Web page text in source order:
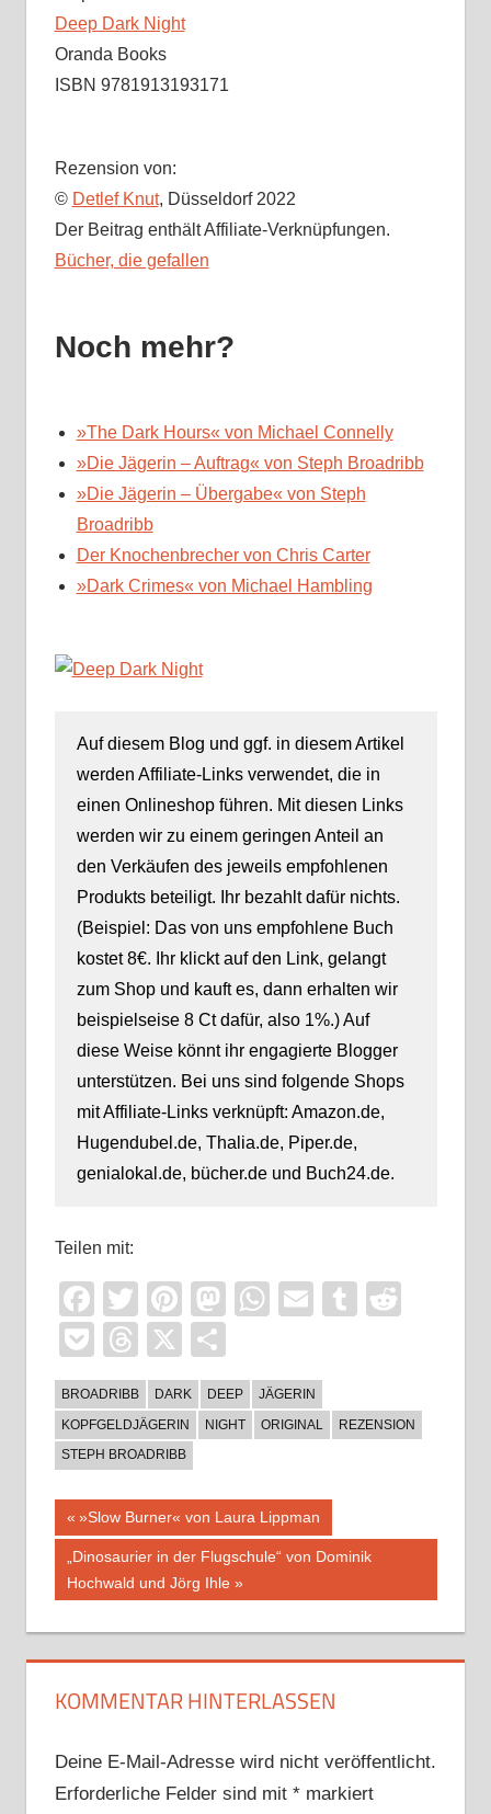
Deep Dark Night
Oranda Books
ISBN 9781913193171
Rezension von:
© Detlef Knut, Düsseldorf 2022
Der Beitrag enthält Affiliate-Verknüpfungen.
Bücher, die gefallen
Noch mehr?
»The Dark Hours« von Michael Connelly
»Die Jägerin – Auftrag« von Steph Broadribb
»Die Jägerin – Übergabe« von Steph
Broadribb
Der Knochenbrecher von Chris Carter
»Dark Crimes« von Michael Hambling
Auf diesem Blog und ggf. in diesem Artikel
werden Affiliate-Links verwendet, die in
einen Onlineshop führen. Mit diesen Links
werden wir zu einem geringen Anteil an
den Verkäufen des jeweils empfohlenen
Produkts beteiligt. Ihr bezahlt dafür nichts.
(Beispiel: Das von uns empfohlene Buch
kostet 8€. Ihr klickt auf den Link, gelangt
zum Shop und kauft es, dann erhalten wir
beispielseise 8 Ct dafür, also 1%.) Auf
diese Weise könnt ihr engagierte Blogger
unterstützen. Bei uns sind folgende Shops
mit Affiliate-Links verknüpft: Amazon.de,
Hugendubel.de, Thalia.de, Piper.de,
genialokal.de, bücher.de und Buch24.de.
Teilen mit:
Facebook
TwitterPinterest
Mastodon
WhatsApp
EmailTumblr
PocketThreads
X
BROADRIBB DARK DEEP
JÄGERIN
KOPFGELDJÄGERIN
NIGHT ORIGINAL
REZENSION
STEPH BROADRIBB
Beitragsnavigation
Vorheriger
Beitrag:
»Slow Burner« von Laura Lippman
Nächster
Beitrag:
„Dinosaurier in der Flugschule“ von Dominik
Hochwald und Jörg Ihle
KOMMENTAR HINTERLASSEN
Deine E-Mail-Adresse wird nicht veröffentlicht.
Erforderliche Felder sind mit *markiert